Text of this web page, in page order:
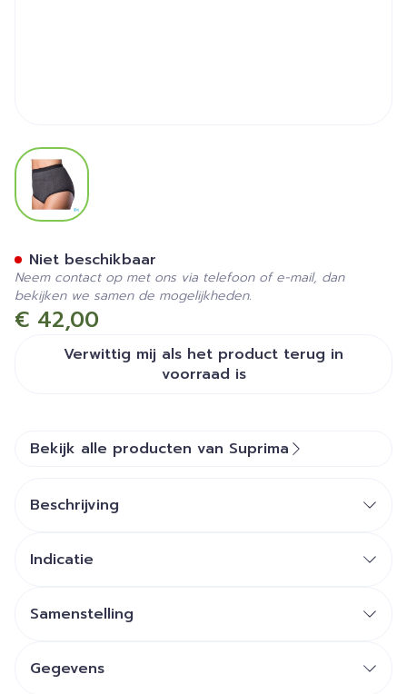
View larger image
€ 42,00
Verwittig mij als het product terug in
voorraad is
Niet beschikbaar
Neem contact op met ons via telefoon of e-mail, dan
bekijken we samen de mogelijkheden.
Bekijk alle producten van Suprima
Beschrijving
Indicatie
Samenstelling
Gegevens